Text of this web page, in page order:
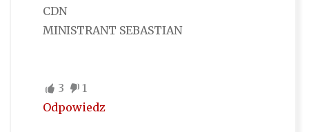
CDN
MINISTRANT SEBASTIAN
3
1
Odpowiedz